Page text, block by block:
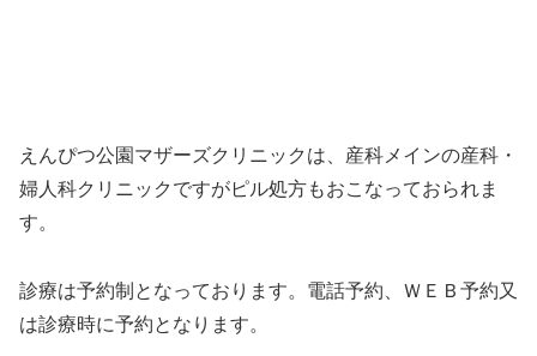
えんぴつ公園マザーズクリニックは、産科メインの産科・
婦人科クリニックですがピル処方もおこなっておられま
す。
診療は予約制となっております。電話予約、ＷＥＢ予約又
は診療時に予約となります。